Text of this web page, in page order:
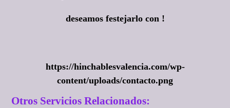
deseamos festejarlo con !
https://hinchablesvalencia.com/wp-
content/uploads/contacto.png
Otros Servicios Relacionados: